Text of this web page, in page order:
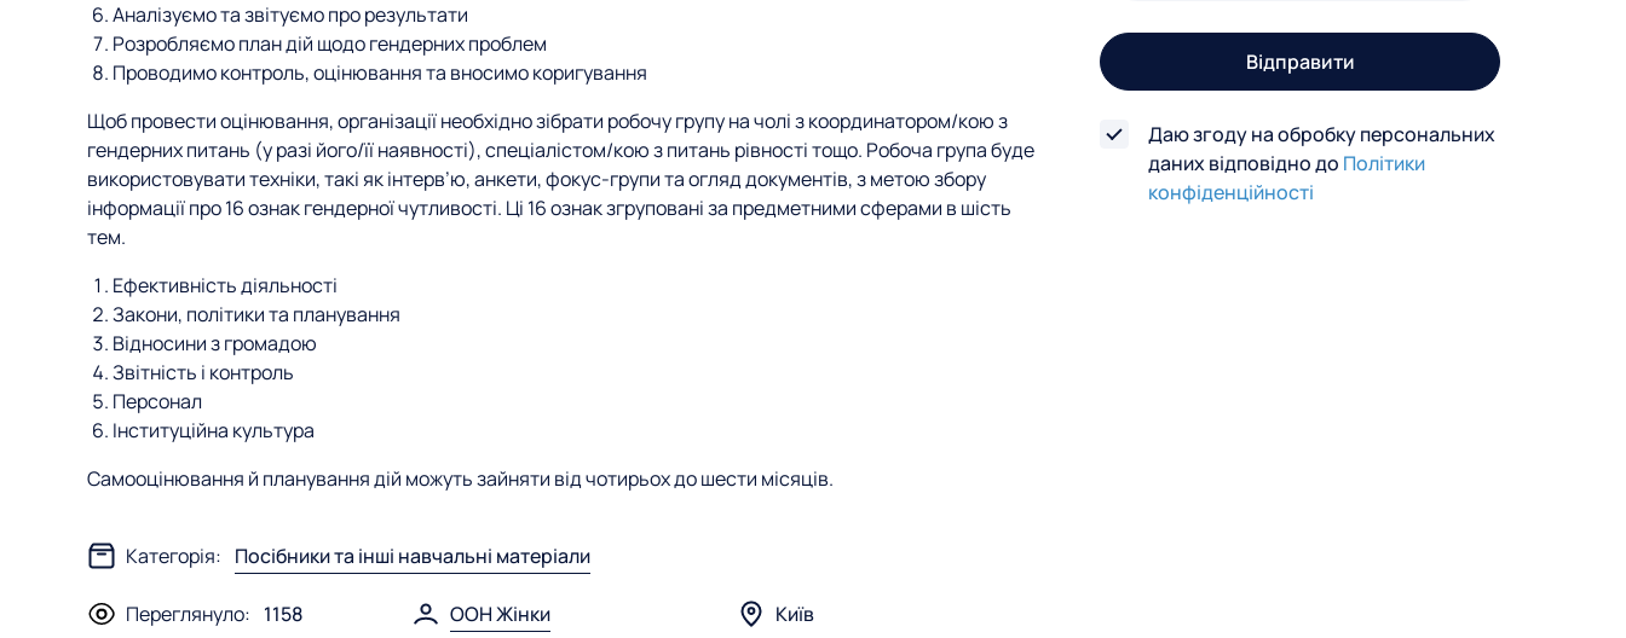
Аналізуємо та звітуємо про результати
Розробляємо план дій щодо гендерних проблем
Проводимо контроль, оцінювання та вносимо коригування
Щоб провести оцінювання, організації необхідно зібрати робочу групу на чолі з координатором/кою з
гендерних питань (у разі його/її наявності), спеціалістом/кою з питань рівності тощо. Робоча група буде
використовувати техніки, такі як інтерв’ю, анкети, фокус-групи та огляд документів, з метою збору
інформації про 16 ознак гендерної чутливості. Ці 16 ознак згруповані за предметними сферами в шість
тем.
Ефективність діяльності
Закони, політики та планування
Відносини з громадою
Звітність і контроль
Персонал
Інституційна культура
Самооцінювання й планування дій можуть зайняти від чотирьох до шести місяців.
Категорія: Посібники та інші навчальні матеріали
Переглянуло: 1158 ООН Жінки Київ
з
в
Відправити
Даю згоду на обробку персональних
даних відповідно до Політики
конфіденційності